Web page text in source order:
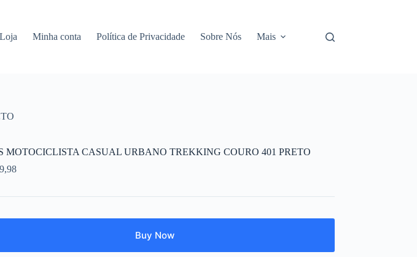
Loja Minha conta Política de Privacidade Sobre Nós Mais
MOTOCICLISTA CASUAL URBANO TREKKING COURO 401 PRETO
Buy Now